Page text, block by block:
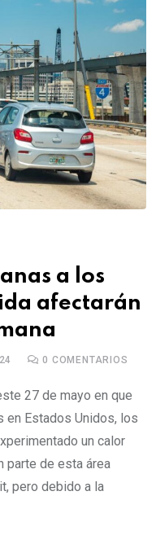
a los
afectarán
0 COMENTARIOS
27 de mayo en que
en Estados Unidos, los
un calor
parte de esta área
pero debido a la